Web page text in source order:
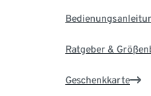
Ratgeber &
Geschenkkarte